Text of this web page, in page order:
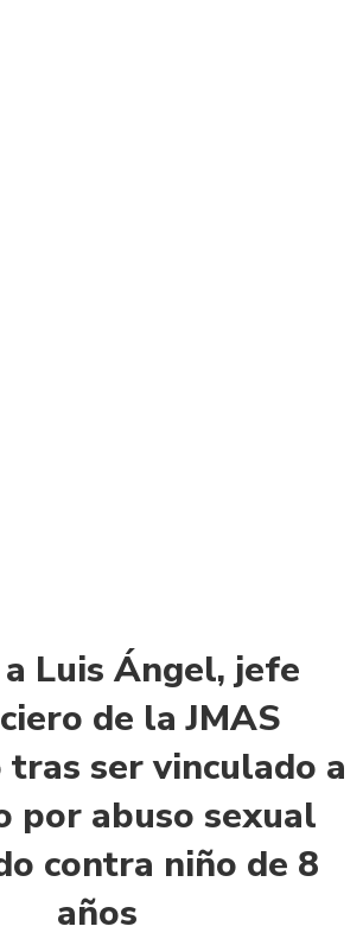
a Luis Ángel, jefe
de la JMAS
tras ser vinculado a
por abuso sexual
contra niño de 8
años